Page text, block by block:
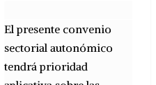
El presente convenio
sectorial autonómico
tendrá prioridad